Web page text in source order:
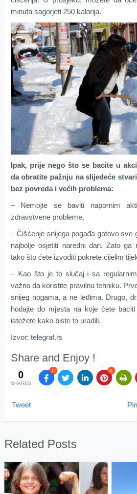
minuta sagorjeti 250 kalorija.
Ipak, prije nego što se bacite u
da obratite pažnju na slijedeće
bez povreda i većih problema:
– Nemojte se baviti napornim
zdravstvene probleme,
– Čišćenje snijega pogađa gotovo sve
najbolje osjetiti naredni dan. Zato ga
tako što ćete izvoditi pokrete cijelim
– Kao što je to slučaj i sa
važno da koristite pravilnu tehniku.
snijeg nogama, a ne leđima. Drugo,
hodajte do mjesta na koje ćete
istežete kako biste to uradili.
Izvor: telegraf.rs
Share and Enjoy !
0
SHARES
0 0
Tweet
Related Posts